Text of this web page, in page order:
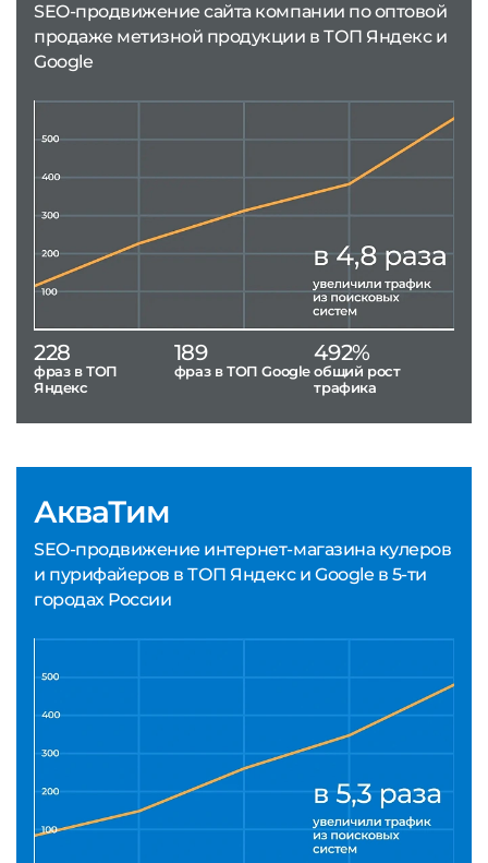
АкваТим
SEO-продвижение интернет-магазина кулеров
и пурифайеров в ТОП Яндекс и Google в 5-ти
городах России
SEO-продвижение сайта компании по оптовой
продаже метизной продукции в ТОП Яндекс и
Google
228
фраз в ТОП
Яндекс
189
фраз в ТОП Google
492%
общий рост
трафика